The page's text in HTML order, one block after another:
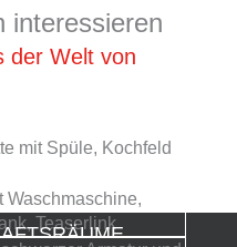
interessieren
der Welt von